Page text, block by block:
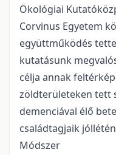
Ökológiai
Corvinus Egyetem
együttműködés
kutatásunk
célja annak
zöldterületeken tett
demenciával élő
családtagjaik
Módszer